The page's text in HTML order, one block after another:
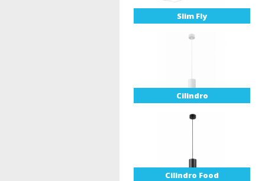
Slim Fly
Cilindro
Cilindro Food